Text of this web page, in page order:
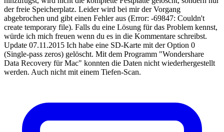
der freie Speicherplatz. Leider wird bei mir der Vorgang
abgebrochen und gibt einen Fehler aus (Error: -69847: Couldn't
create temporary file). Falls du eine Lösung für das Problem kennst,
würde ich mich freuen wenn du es in die Kommentare schreibst.
Update 07.11.2015 Ich habe eine SD-Karte mit der Option 0
(Single-pass zeros) gelöscht. Mit dem Programm "Wondershare
Data Recovery für Mac" konnten die Daten nicht wiederhergestellt
werden. Auch nicht mit einem Tiefen-Scan.